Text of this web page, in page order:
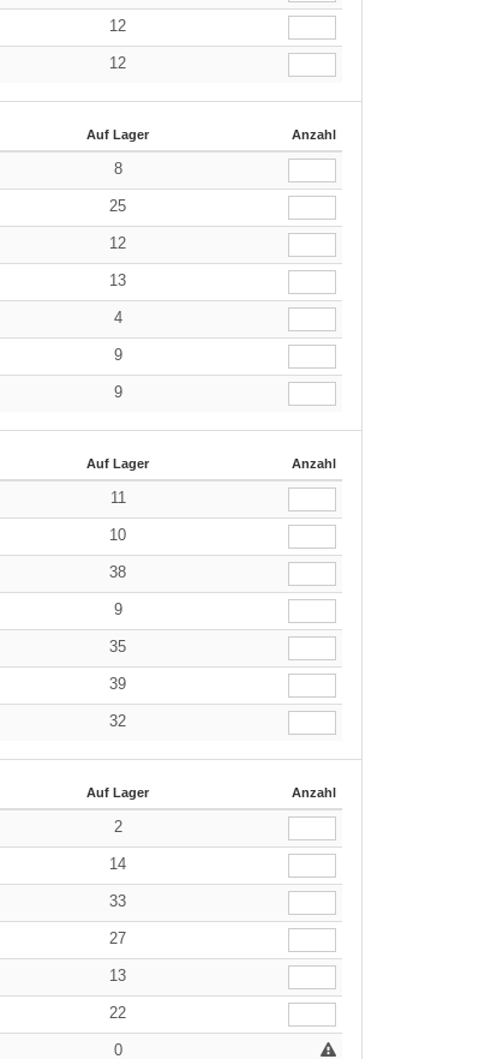
12
12
Auf Lager Anzahl
8
25
12
13
4
9
9
Auf Lager Anzahl
11
10
38
9
35
39
32
Auf Lager Anzahl
2
14
33
27
13
22
0